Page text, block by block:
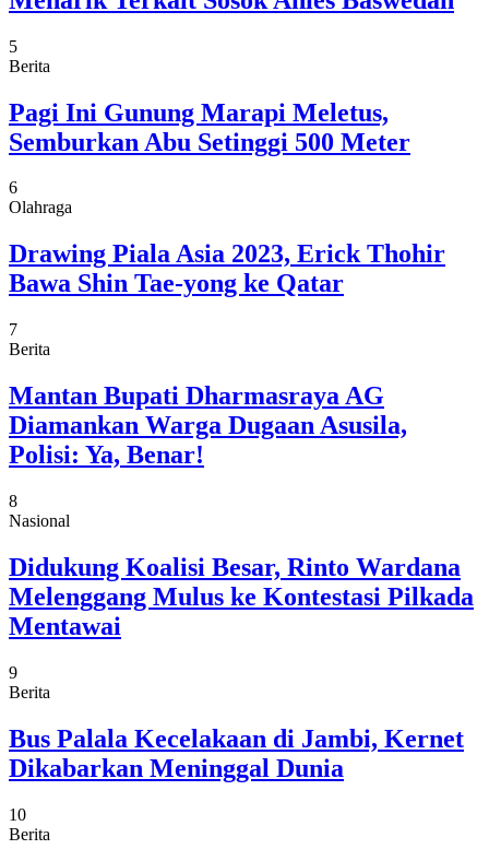
5
Berita
Pagi Ini Gunung Marapi Meletus,
Semburkan Abu Setinggi 500 Meter
6
Olahraga
Drawing Piala Asia 2023, Erick Thohir
Bawa Shin Tae-yong ke Qatar
7
Berita
Mantan Bupati Dharmasraya AG
Diamankan Warga Dugaan Asusila,
Polisi: Ya, Benar!
8
Nasional
Didukung Koalisi Besar, Rinto Wardana
Melenggang Mulus ke Kontestasi Pilkada
Mentawai
9
Berita
Bus Palala Kecelakaan di Jambi, Kernet
Dikabarkan Meninggal Dunia
10
Berita